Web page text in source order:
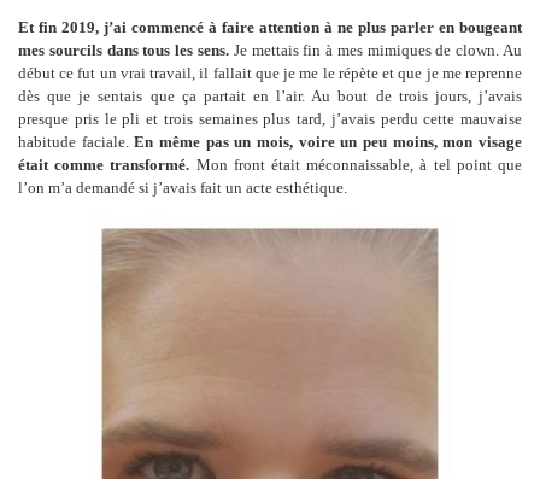
Et fin 2019, j’ai commencé à faire attention à ne plus parler en bougeant
mes sourcils dans tous les sens.Je mettais fin à mes mimiques de clown. Au
début ce fut un vrai travail, il fallait que je me le répète et que je me reprenne
dès que je sentais que ça partait en l’air. Au bout de trois jours, j’avais
presque pris le pli et trois semaines plus tard, j’avais perdu cette mauvaise
habitude faciale.En même pas un mois, voire un peu moins, mon visage
était comme transformé. Mon front était méconnaissable, à tel point que
l’on m’a demandé si j’avais fait un acte esthétique.